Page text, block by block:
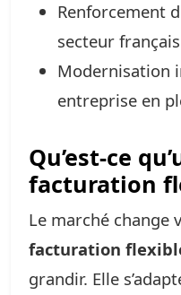
Renforcement
secteur
Modernisation
entreprise en
Qu’est-ce
facturation
Le marché change
facturation
grandir. Elle